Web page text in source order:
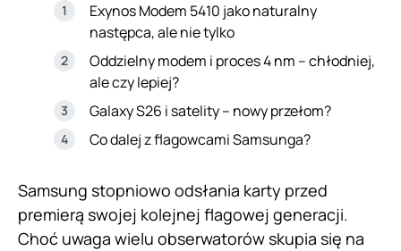
Exynos Modem 5410 jako naturalny
następca, ale nie tylko
Oddzielny modem i proces 4 nm – chłodniej,
ale czy lepiej?
Galaxy S26 i satelity – nowy przełom?
Co dalej z flagowcami Samsunga?
Samsung stopniowo odsłania karty przed
premierą swojej kolejnej flagowej generacji.
Choć uwaga wielu obserwatorów skupia się na